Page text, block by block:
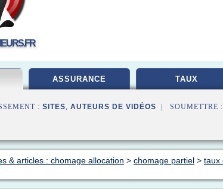
ASSURANCE TAUX
: SITES, AUTEURS DE VIDÉOS | SOUMETTRE :
& articles : chomage allocation > chomage partiel > taux